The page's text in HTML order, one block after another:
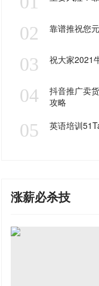
02 靠谱推祝您
03 祝大家2021
04
抖音推广卖
攻略
05 英语培训
涨薪必杀技